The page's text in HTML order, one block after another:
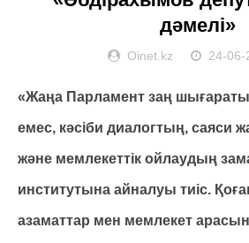
дәмелі»
Oinet.kz 24-06-
«Жаңа Парламент заң
емес, кәсіби диалогтың, саяси
және мемлекеттік ойлаудың
институтына айналуы тиіс.
азаматтар мен мемлекет